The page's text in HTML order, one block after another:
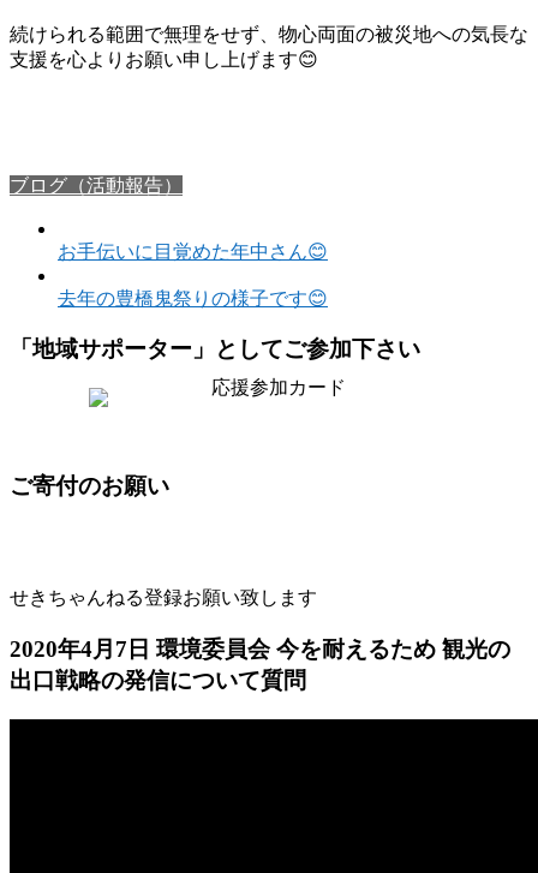
続けられる範囲で無理をせず、物心両面の被災地への気長な
支援を心よりお願い申し上げます😊
ブログ（活動報告）
お手伝いに目覚めた年中さん😊
去年の豊橋鬼祭りの様子です😊
「地域サポーター」としてご参加下さい
ご寄付のお願い
せきちゃんねる登録お願い致します
2020年4月7日 環境委員会 今を耐えるため 観光の
出口戦略の発信について質問